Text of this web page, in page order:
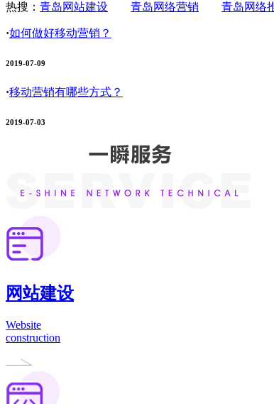
热搜： 青岛网站建设 青岛网络营销 青岛网络
·如何做好移动营销？
2019-07-09
·移动营销有哪些方式？
2019-07-03
网站建设
Website
construction